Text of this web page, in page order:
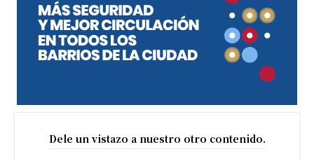
Dele un vistazo a nuestro otro contenido.